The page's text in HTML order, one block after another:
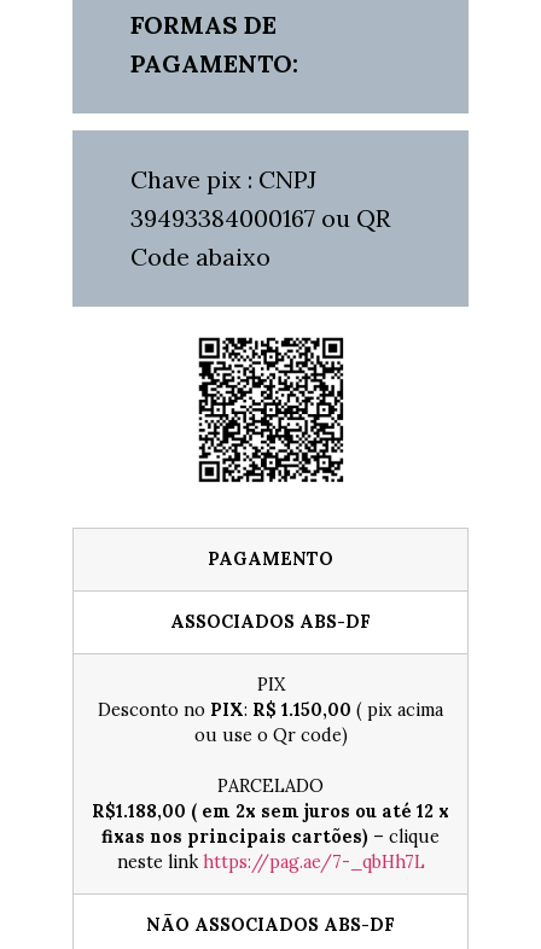
FORMAS DE
PAGAMENTO:
Chave pix : CNPJ
39493384000167 ou QR
Code abaixo
PAGAMENTO
ASSOCIADOS ABS-DF
PIX
Desconto no PIX: R$ 1.150,00 ( pix acima
ou use o Qr code)
PARCELADO
R$1.188,00 ( em 2x sem juros ou até 12 x
fixas nos principais cartões) – clique
neste linkhttps://pag.ae/7-_qbHh7L
NÃO ASSOCIADOS ABS-DF